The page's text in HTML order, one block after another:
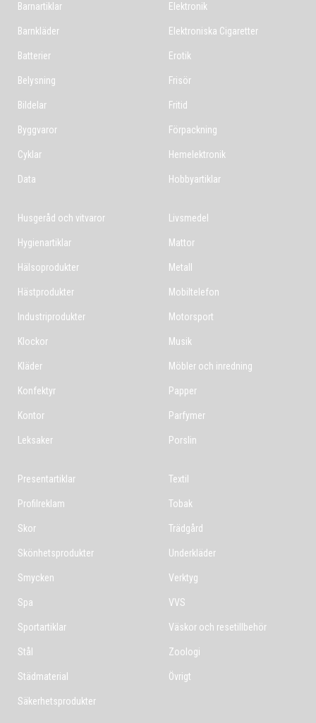
Barnartiklar
Barnkläder
Batterier
Belysning
Bildelar
Byggvaror
Cyklar
Data
Elektronik
Elektroniska Cigaretter
Erotik
Frisör
Fritid
Förpackning
Hemelektronik
Hobbyartiklar
Husgeråd och vitvaror
Hygienartiklar
Hälsoprodukter
Hästprodukter
Industriprodukter
Klockor
Kläder
Konfektyr
Kontor
Leksaker
Livsmedel
Mattor
Metall
Mobiltelefon
Motorsport
Musik
Möbler och inredning
Papper
Parfymer
Porslin
Presentartiklar
Profilreklam
Skor
Skönhetsprodukter
Smycken
Spa
Sportartiklar
Stål
Städmaterial
Säkerhetsprodukter
Textil
Tobak
Trädgård
Underkläder
Verktyg
VVS
Väskor och resetillbehör
Zoologi
Övrigt